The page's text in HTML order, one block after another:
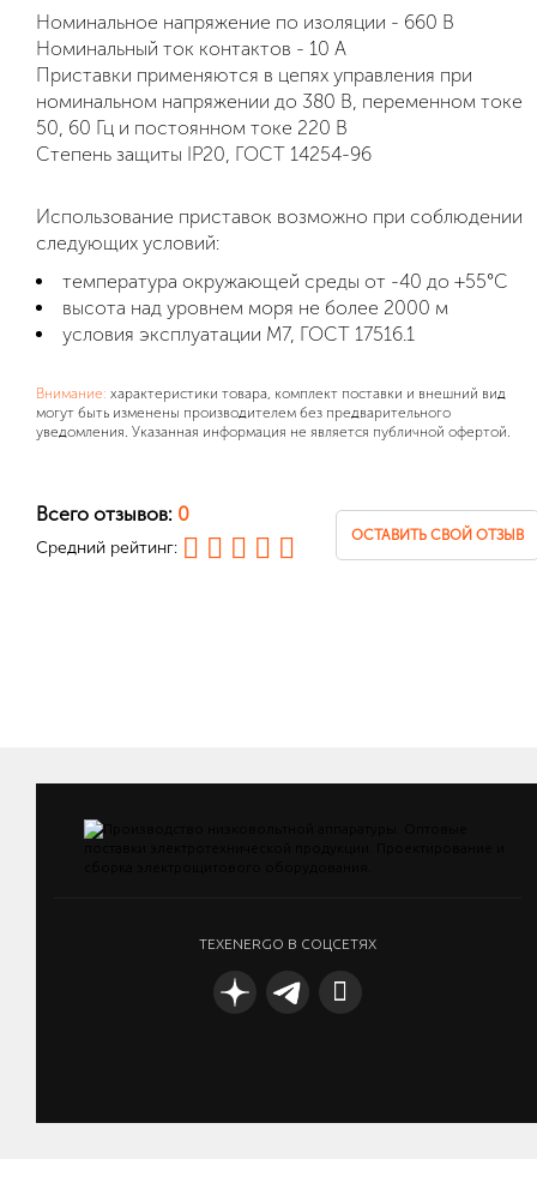
Номинальное напряжение по изоляции - 660 В
Номинальный ток контактов - 10 А
Приставки применяются в цепях управления при
номинальном напряжении до 380 В, переменном токе
50, 60 Гц и постоянном токе 220 В
Степень защиты IP20, ГОСТ 14254-96
Использование приставок возможно при соблюдении
следующих условий:
температура окружающей среды от -40 до +55°С
высота над уровнем моря не более 2000 м
условия эксплуатации М7, ГОСТ 17516.1
Внимание: характеристики товара, комплект поставки и внешний вид
могут быть изменены производителем без предварительного
уведомления. Указанная информация не является публичной офертой.
Всего отзывов: 0
Средний рейтинг:
ОСТАВИТЬ СВОЙ ОТЗЫВ
TEXENERGO В СОЦСЕТЯХ